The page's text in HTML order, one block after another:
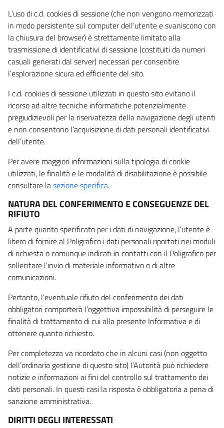
L’uso di c.d. cookies di sessione (che non vengono memorizzati
in modo persistente sul computer dell’utente e svaniscono con
la chiusura del browser) è strettamente limitato alla
trasmissione di identificativi di sessione (costituiti da numeri
casuali generati dal server) necessari per consentire
l’esplorazione sicura ed efficiente del sito.
I c.d. cookies di sessione utilizzati in questo sito evitano il
ricorso ad altre tecniche informatiche potenzialmente
pregiudizievoli per la riservatezza della navigazione degli utenti
e non consentono l’acquisizione di dati personali identificativi
dell’utente.
Per avere maggiori informazioni sulla tipologia di cookie
utilizzati, le finalità e le modalità di disabilitazione è possibile
consultare lasezione specifica.
NATURA DEL CONFERIMENTO E CONSEGUENZE DEL
RIFIUTO
A parte quanto specificato per i dati di navigazione, l’utente è
libero di fornire al Poligrafico i dati personali riportati nei moduli
di richiesta o comunque indicati in contatti con il Poligrafico per
sollecitare l’invio di materiale informativo o di altre
comunicazioni.
Pertanto, l’eventuale rifiuto del conferimento dei dati
obbligatori comporterà l’oggettiva impossibilità di perseguire le
finalità di trattamento di cui alla presente Informativa e di
ottenere quanto richiesto.
Per completezza va ricordato che in alcuni casi (non oggetto
dell’ordinaria gestione di questo sito) l’Autorità può richiedere
notizie e informazioni ai fini del controllo sul trattamento dei
dati personali. In questi casi la risposta è obbligatoria a pena di
sanzione amministrativa.
DIRITTI DEGLI INTERESSATI